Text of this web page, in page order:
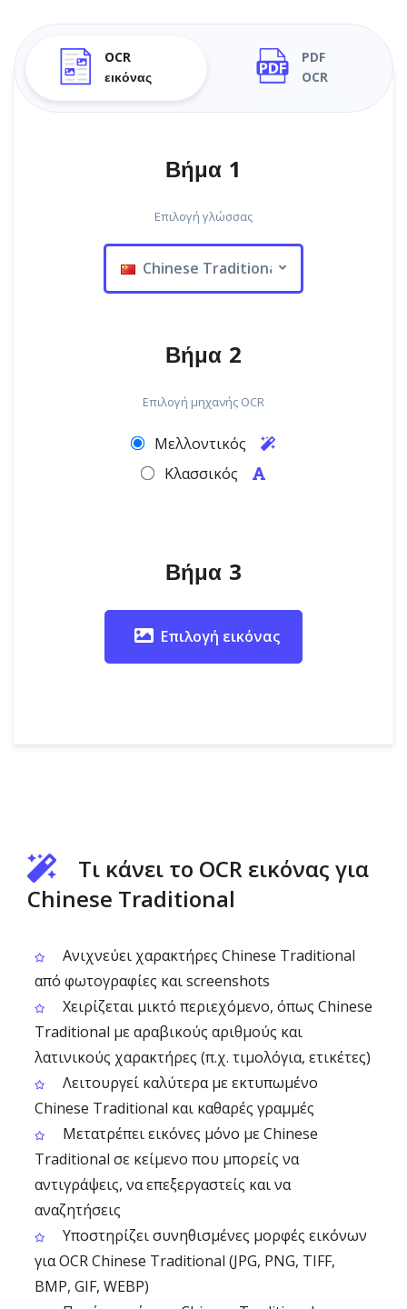
OCR
εικόνας
PDF
OCR
Βήμα 1
Επιλογή γλώσσας
Chinese Traditional
Βήμα 2
Επιλογή μηχανής OCR
Μελλοντικός
Κλασσικός
Βήμα 3
Επιλογή εικόνας
Τι κάνει το OCR εικόνας για
Chinese Traditional
Ανιχνεύει χαρακτήρες Chinese Traditional
από φωτογραφίες και screenshots
Χειρίζεται μικτό περιεχόμενο, όπως Chinese
Traditional με αραβικούς αριθμούς και
λατινικούς χαρακτήρες (π.χ. τιμολόγια, ετικέτες)
Λειτουργεί καλύτερα με εκτυπωμένο
Chinese Traditional και καθαρές γραμμές
Μετατρέπει εικόνες μόνο με Chinese
Traditional σε κείμενο που μπορείς να
αντιγράψεις, να επεξεργαστείς και να
αναζητήσεις
Υποστηρίζει συνηθισμένες μορφές εικόνων
για OCR Chinese Traditional (JPG, PNG, TIFF,
BMP, GIF, WEBP)